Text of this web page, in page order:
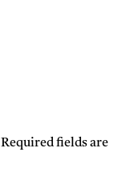
Required fields are